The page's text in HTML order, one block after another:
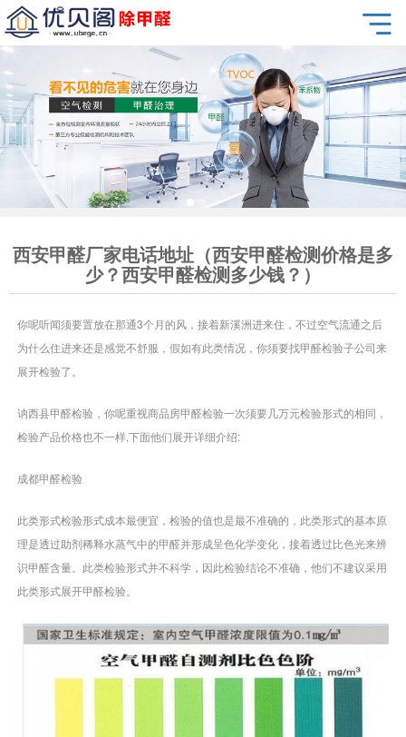
西安甲醛厂家电话地址（西安甲醛检测价格是多
少？西安甲醛检测多少钱？）
你呢听闻须要置放在那通3个月的风，接着新溪洲进来住，不过空气流通之后
为什么住进来还是感觉不舒服，假如有此类情况，你须要找甲醛检验子公司来
展开检验了。
讷西县甲醛检验，你呢重视商品房甲醛检验一次须要几万元检验形式的相同，
检验产品价格也不一样,下面他们展开详细介绍:
成都甲醛检验
此类形式检验形式成本最便宜，检验的值也是最不准确的，此类形式的基本原
理是透过助剂稀释水蒸气中的甲醛并形成呈色化学变化，接着透过比色光来辨
识甲醛含量。此类检验形式并不科学，因此检验结论不准确，他们不建议采用
此类形式展开甲醛检验。